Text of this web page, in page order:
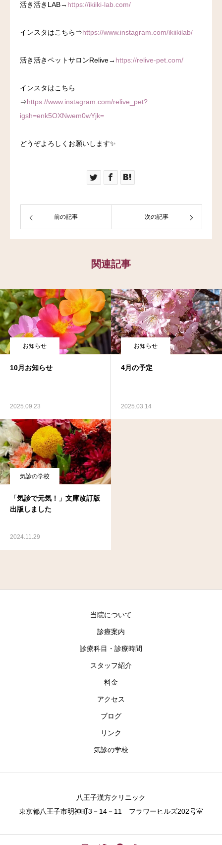
活き活きLAB→ https://ikiiki-lab.com/
インスタはこちら⇒https://www.instagram.com/ikiikilab/
活き活きペットサロンRelive→ https://relive-pet.com/
インスタはこちら
⇒https://www.instagram.com/relive_pet?
igsh=enk5OXNwem0wYjk=
どうぞよろしくお願いします✨
前の記事 次の記事
関連記事
お知らせ
10月お知らせ
2025.09.23
お知らせ
4月の予定
2025.03.14
気診の学校
「気診で元気！」文庫改訂版
出版しました
2024.11.29
当院について
診療案内
診療科目・診療時間
スタッフ紹介
料金
アクセス
ブログ
リンク
気診の学校
八王子漢方クリニック
東京都八王子市明神町3－14－11 フラワーヒルズ202号室